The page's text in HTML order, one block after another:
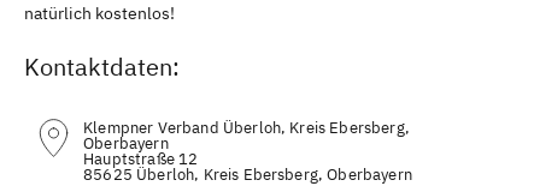
natürlich kostenlos!
Kontaktdaten:
Klempner Verband Überloh, Kreis Ebersberg,
Oberbayern
Hauptstraße 12
85625 Überloh, Kreis Ebersberg, Oberbayern